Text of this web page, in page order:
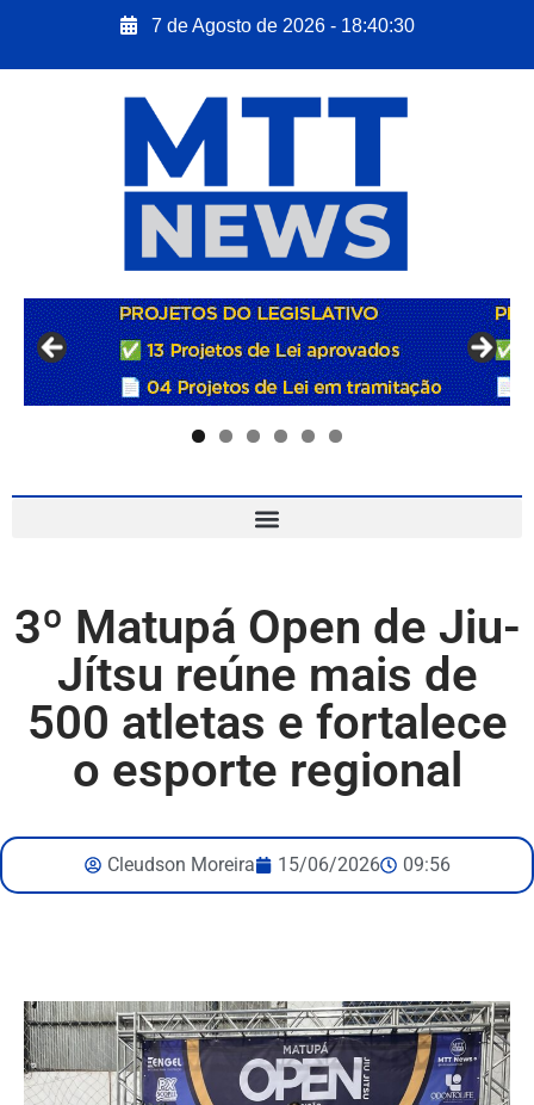
7 de Agosto de 2026 - 18:40:31
3º Matupá Open de Jiu-
Jítsu reúne mais de
500 atletas e fortalece
o esporte regional
Cleudson Moreira 15/06/2026 09:56